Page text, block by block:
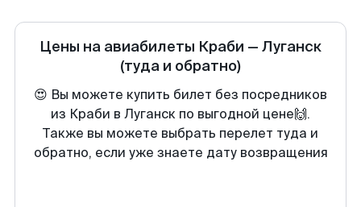
Цены на авиабилеты Краби — Луганск
(туда и обратно)
😍 Вы можете купить билет без посредников
из Краби в Луганск по выгодной цене🙌.
Также вы можете выбрать перелет туда и
обратно, если уже знаете дату возвращения